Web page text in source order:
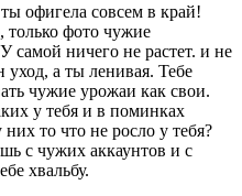
офигела совсем в край!
только фото чужие
самой ничего не растет. и не
уход, а ты ленивая. Тебе
чужие урожаи как свои.
у тебя и в поминках
то что не росло у тебя?
с чужих аккаунтов и с
хвальбу.